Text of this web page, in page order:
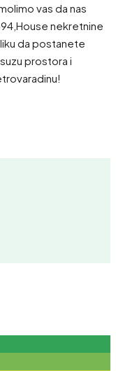
vas da nas
nekretnine
da postanete
prostora i